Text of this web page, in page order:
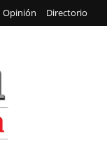
Opinión Directorio